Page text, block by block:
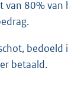
van 80% van
betaald.